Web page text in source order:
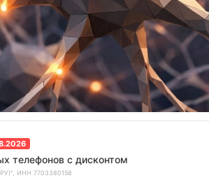
телефонов с дисконтом
ИНН 7703380158